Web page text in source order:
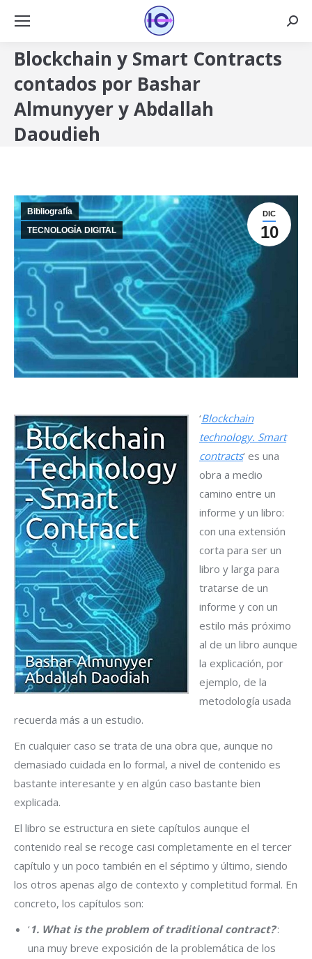
Blockchain y Smart Contracts
contados por Bashar
Almunyyer y Abdallah
Daoudieh
DIC
10
Bibliografía
TECNOLOGÍA DIGITAL
‘Blockchain
technology. Smart
contracts‘ es una
obra a medio
camino entre un
informe y un libro:
con una extensión
corta para ser un
libro y larga para
tratarse de un
informe y con un
estilo más próximo
al de un libro aunque
la explicación, por
ejemplo, de la
metodología usada
recuerda más a un estudio.
En cualquier caso se trata de una obra que, aunque no
demasiado cuidada en lo formal, a nivel de contenido es
bastante interesante y en algún caso bastante bien
explicada.
El libro se estructura en siete capítulos aunque el
contenido real se recoge casi completamente en el tercer
capítulo y un poco también en el séptimo y último, siendo
los otros apenas algo de contexto y completitud formal. En
concreto, los capítulos son:
‘1. What is the problem of traditional contract?‘:
una muy breve exposición de la problemática de los